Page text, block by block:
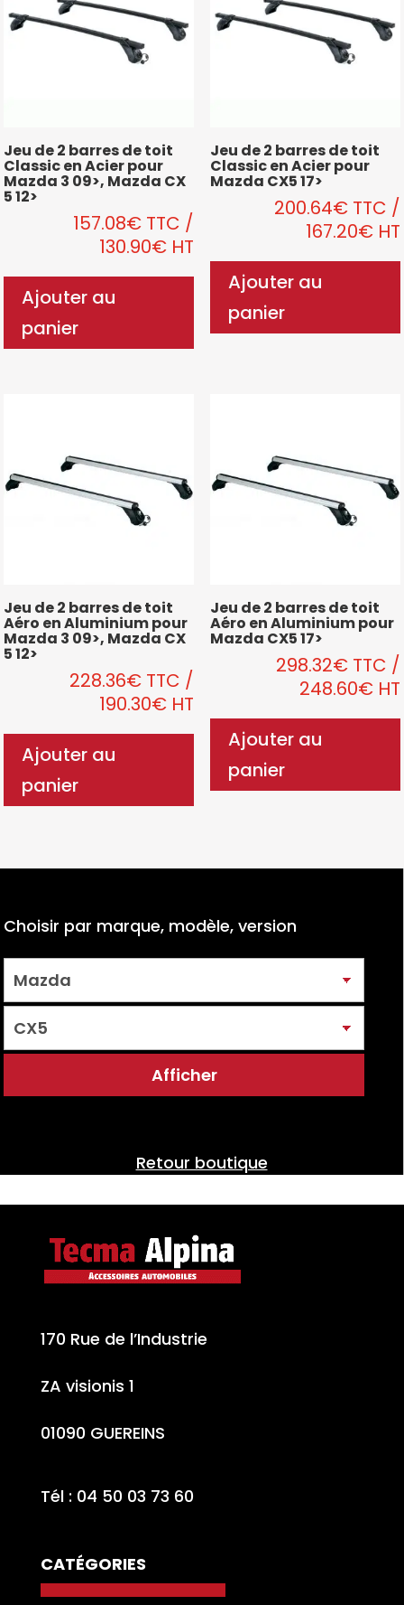
Jeu de 2 barres de toit
Classic en Acier pour
Mazda 3 09>, Mazda CX
5 12>
157.08€ TTC /
130.90€ HT
Ajouter au
panier
Jeu de 2 barres de toit
Classic en Acier pour
Mazda CX5 17>
200.64€TTC /
167.20€HT
Ajouter au
panier
Jeu de 2 barres de toit
Aéro en Aluminium pour
Mazda 3 09>, Mazda CX
5 12>
228.36€ TTC /
190.30€ HT
Ajouter au
panier
Jeu de 2 barres de toit
Aéro en Aluminium pour
Mazda CX5 17>
298.32€TTC /
248.60€HT
Ajouter au
panier
Choisir par marque, modèle, version
Retour boutique
170 Rue de l’Industrie
ZA visionis 1
01090 GUEREINS
Tél : 04 50 03 73 60
CATÉGORIES